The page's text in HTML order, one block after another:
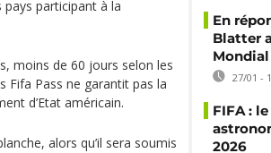
participant à la
moins de 60 jours selon les
Fifa Pass ne garantit pas la
d’Etat américain.
alors qu’il sera soumis
En
Blatter
27/01 -
FIFA :
2026